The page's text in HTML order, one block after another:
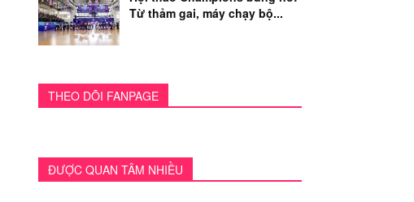
Từ thảm gai, máy chạy bộ...
THEO DÕI FANPAGE
ĐƯỢC QUAN TÂM NHIỀU